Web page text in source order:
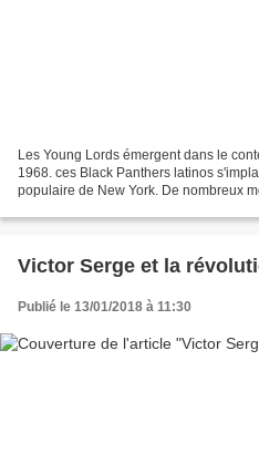
Les Young Lords émergent dans le
1968. ces Black Panthers latinos
populaire de New York. De nombreux
Victor Serge et la
Publié le 13/01/2018 à 11:30